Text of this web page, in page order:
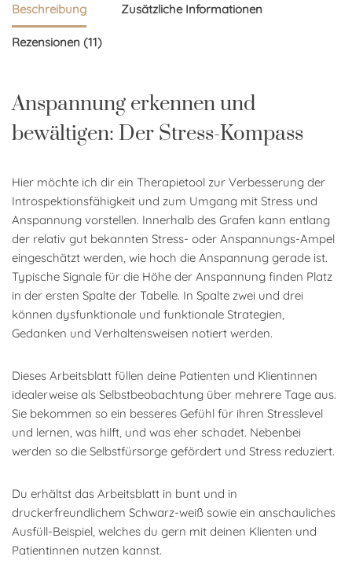
Beschreibung Zusätzliche Informationen
Rezensionen (11)
Anspannung erkennen und
bewältigen: Der Stress-Kompass
Hier möchte ich dir ein Therapietool zur Verbesserung der
Introspektionsfähigkeit und zum Umgang mit Stress und
Anspannung vorstellen. Innerhalb des Grafen kann entlang
der relativ gut bekannten Stress- oder Anspannungs-Ampel
eingeschätzt werden, wie hoch die Anspannung gerade ist.
Typische Signale für die Höhe der Anspannung finden Platz
in der ersten Spalte der Tabelle. In Spalte zwei und drei
können dysfunktionale und funktionale Strategien,
Gedanken und Verhaltensweisen notiert werden.
Dieses Arbeitsblatt füllen deine Patienten und Klientinnen
idealerweise als Selbstbeobachtung über mehrere Tage aus.
Sie bekommen so ein besseres Gefühl für ihren Stresslevel
und lernen, was hilft, und was eher schadet. Nebenbei
werden so die Selbstfürsorge gefördert und Stress reduziert.
Du erhältst das Arbeitsblatt in bunt und in
druckerfreundlichem Schwarz-weiß sowie ein anschauliches
Ausfüll-Beispiel, welches du gern mit deinen Klienten und
Patientinnen nutzen kannst.